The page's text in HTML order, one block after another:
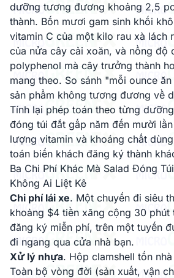
dưỡng tương đương khoảng 2,5
thành. Bốn mươi gam sinh khối
vitamin C của một kilo rau xà lách
của nửa cây cải xoăn, và nồng độ
polyphenol mà cây trưởng thành
mang theo. So sánh "mỗi ounce
sản phẩm không tương đương về
Tính lại phép toán theo từng
đóng túi đắt gấp năm đến mười
lượng vitamin và khoáng chất
toán biến khách đăng ký thành
Ba Chi Phí Khác Mà Salad Đóng
Không Ai Liệt Kê
Chi phí lái xe. Một chuyến đi siêu
khoảng $4 tiền xăng cộng 30 phút
đăng ký miễn phí, trên một tuyến
đi ngang qua cửa nhà bạn.
Xử lý nhựa. Hộp clamshell tốn
Toàn bộ vòng đời (sản xuất, vận